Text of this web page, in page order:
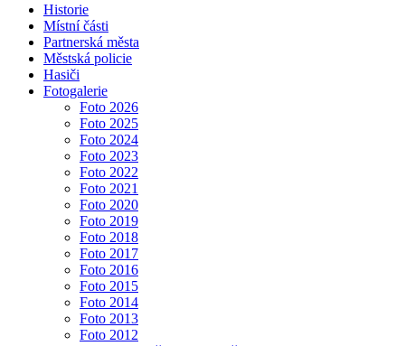
Historie
Místní části
Partnerská města
Městská policie
Hasiči
Fotogalerie
Foto 2026
Foto 2025
Foto 2024
Foto 2023
Foto 2022
Foto 2021
Foto 2020
Foto 2019
Foto 2018
Foto 2017
Foto 2016
Foto 2015
Foto 2014
Foto 2013
Foto 2012